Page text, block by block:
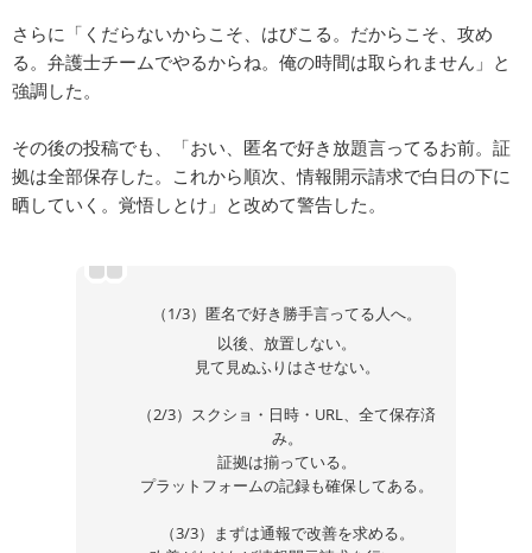
さらに「くだらないからこそ、はびこる。だからこそ、攻め
る。弁護士チームでやるからね。俺の時間は取られません」と
強調した。
その後の投稿でも、「おい、匿名で好き放題言ってるお前。証
拠は全部保存した。これから順次、情報開示請求で白日の下に
晒していく。覚悟しとけ」と改めて警告した。
（1/3）匿名で好き勝手言ってる人へ。
以後、放置しない。
見て見ぬふりはさせない。
（2/3）スクショ・日時・URL、全て保存済
み。
証拠は揃っている。
プラットフォームの記録も確保してある。
（3/3）まずは通報で改善を求める。